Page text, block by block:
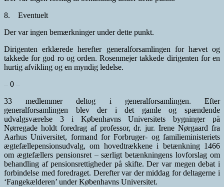
8. Eventuelt
Der var ingen bemærkninger under dette punkt.
Dirigenten erklærede herefter generalforsamlingen for hævet og
takkede for god ro og orden. Rosenmejer takkede dirigenten for en
hurtig afvikling og en myndig ledelse.
– 0 –
33 medlemmer deltog i generalforsamlingen. Efter
generalforsamlingen blev der i det gamle og spændende
udvalgsværelse 3 i Københavns Universitets bygninger på
Nørregade holdt foredrag af professor, dr. jur. Irene Nørgaard fra
Aarhus Universitet, formand for Forbruger- og familieministeriets
ægtefællepensionsudvalg, om hovedtrækkene i betænkning 1466
om ægtefællers pensionsret – særligt betænkningens lovforslag om
behandling af pensionsrettigheder på skifte. Der var megen debat i
forbindelse med foredraget. Derefter var der middag for deltagerne i
‘Fangekælderen’ under Københavns Universitet.